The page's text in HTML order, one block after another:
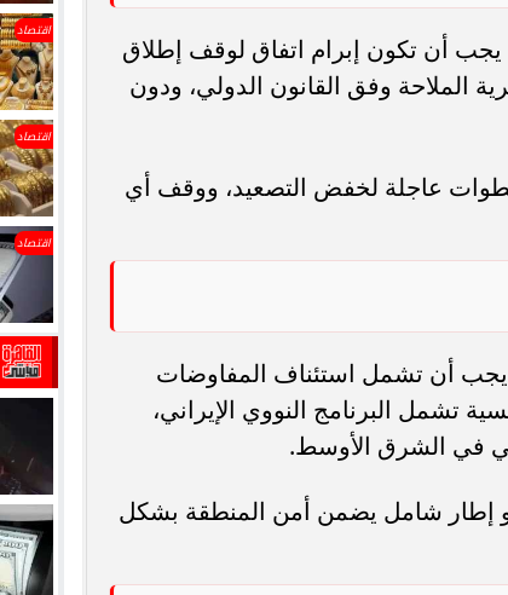
يجب أن تكون إبرام اتفاق لوقف إطلاق
الملاحة وفق القانون الدولي، ودون
خطوات عاجلة لخفض التصعيد، ووقف أي
يجب أن تشمل استئناف المفاوضات
تشمل البرنامج النووي الإيراني،
في الشرق الأوسط.
إطار شامل يضمن أمن المنطقة بشكل
اقتصاد
اقتصاد
اقتصاد